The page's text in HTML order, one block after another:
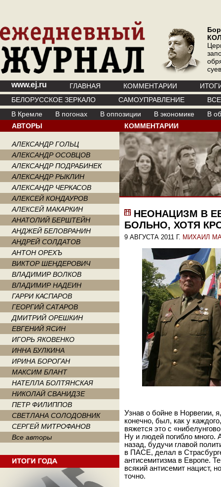
www.ej.ru ГЛАВНАЯ КОММЕНТАРИИ
БЕЛОРУССКОЕ ЗЕРКАЛО
САМОУПРАВЛЕНИЕ
В Кремле
В погонах В оппозиции В экономике
В
АВТОРЫ
АЛЕКСАНДР ГОЛЬЦ
АЛЕКСАНДР ОСОВЦОВ
АЛЕКСАНДР ПОДРАБИНЕК
АЛЕКСАНДР РЫКЛИН
АЛЕКСАНДР ЧЕРКАСОВ
АЛЕКСЕЙ КОНДАУРОВ
АЛЕКСЕЙ МАКАРКИН
АНАТОЛИЙ БЕРШТЕЙН
АНДЖЕЙ БЕЛОВРАНИН
АНДРЕЙ СОЛДАТОВ
АНТОН ОРЕХЪ
ВИКТОР ШЕНДЕРОВИЧ
ВЛАДИМИР ВОЛКОВ
ВЛАДИМИР НАДЕИН
ГАРРИ КАСПАРОВ
ГЕОРГИЙ САТАРОВ
ДМИТРИЙ ОРЕШКИН
ЕВГЕНИЙ ЯСИН
ИГОРЬ ЯКОВЕНКО
ИННА БУЛКИНА
ИРИНА БОРОГАН
МАКСИМ БЛАНТ
НАТЕЛЛА БОЛТЯНСКАЯ
НИКОЛАЙ СВАНИДЗЕ
ПЕТР ФИЛИППОВ
СВЕТЛАНА СОЛОДОВНИК
СЕРГЕЙ МИТРОФАНОВ
Все авторы
КОММЕНТАРИИ
НЕОНАЦИЗМ В
БОЛЬНО, ХОТЯ
9 АВГУСТА 2011 Г. МИХАИЛ
Узнав о бойне в Норвегии,
конечно, был, как у
вяжется это с
Ну и людей погибло много.
назад, будучи главой
в ПАСЕ, делал в
антисемитизма в Европе.
всякий антисемит нацист,
точно.